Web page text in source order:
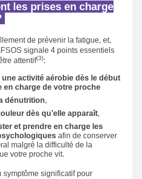
les prises en charge
de prévenir la fatigue, et,
signale 4 points essentiels
attentif(3):
une activité aérobie dès le début
en charge de votre proche
dénutrition,
dès qu’elle apparaît,
et prendre en charge les
afin de conserver
malgré la difficulté de la
votre proche vit.
symptôme significatif pour